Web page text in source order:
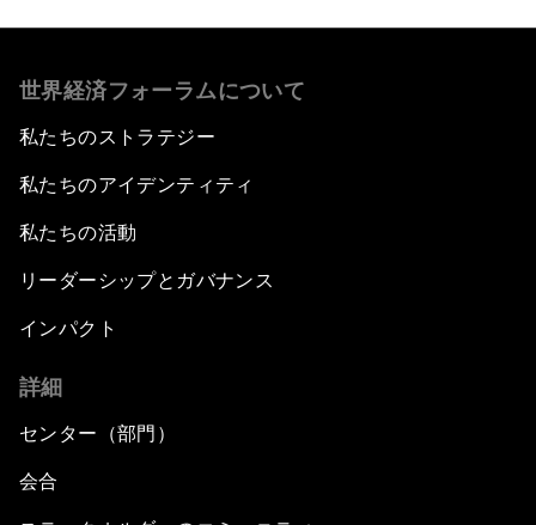
世界経済フォーラムについて
私たちのストラテジー
私たちのアイデンティティ
私たちの活動
リーダーシップとガバナンス
インパクト
詳細
センター（部門）
会合